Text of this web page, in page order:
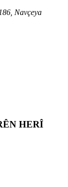
Navçeya
HERÎ